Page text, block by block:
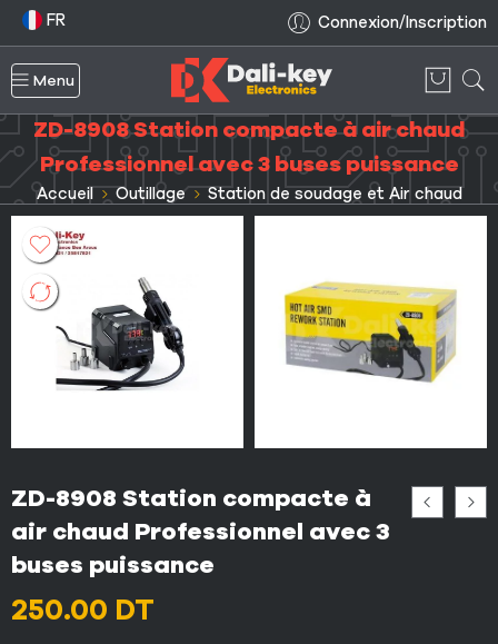
FR Connexion/Inscription
Menu
ZD-8908 Station compacte à air chaud
Professionnel avec 3 buses puissance
Accueil Outillage Station de soudage et Air chaud
ZD-8908 Station compacte à
air chaud Professionnel avec 3
buses puissance
250.00 DT